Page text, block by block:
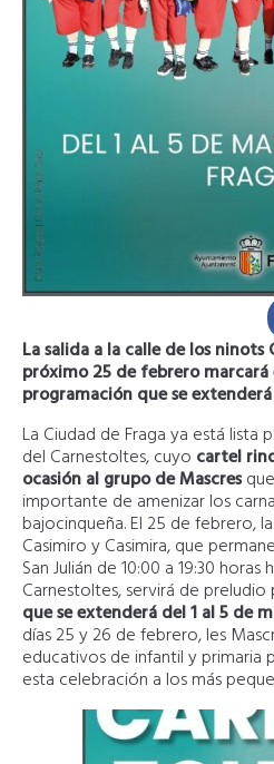
La salida a la calle de los ninots
próximo 25 de febrero
programación que se
La Ciudad de Fraga ya está lista
del Carnestoltes, cuyo cartel
ocasión al grupo de Mascres
importante de amenizar los
bajocinqueña. El 25 de febrero,
Casimiro y Casimira, que
San Julián de 10:00 a 19:30 horas
Carnestoltes, servirá de preludio
que se extenderá del 1 al 5 de
días 25 y 26 de febrero, les
educativos de infantil y primaria
esta celebración a los más